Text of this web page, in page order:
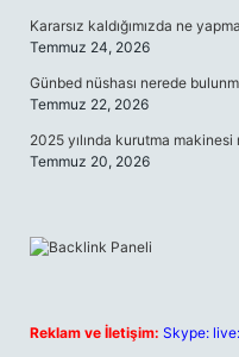
Kararsız kaldığımızda ne
Temmuz 24, 2026
Günbed nüshası nerede
Temmuz 22, 2026
2025 yılında kurutma
Temmuz 20, 2026
Reklam ve İletişim: Skype: